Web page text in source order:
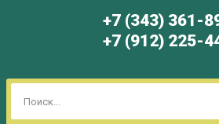
+7 (343) 361-
+7 (912) 225-